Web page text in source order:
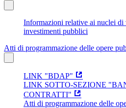
Informazioni relative ai nuclei di
investimenti pubblici
Atti di programmazione delle opere
LINK "BDAP"
LINK SOTTO-SEZIONE
CONTRATTI"
Atti di programmazione delle